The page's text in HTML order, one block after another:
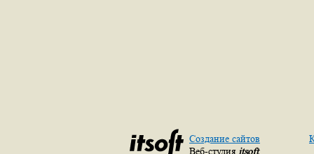
Создание сайтов
Веб-студия itsoft